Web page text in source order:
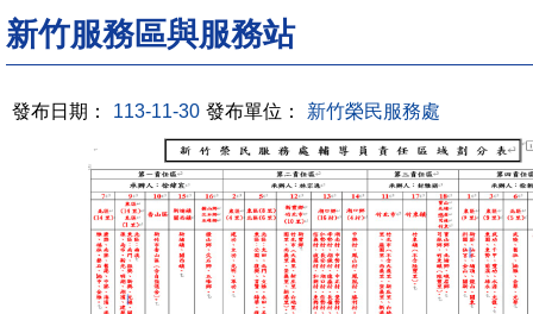
新竹服務區與服務站
發布日期： 113-11-30 發布單位： 新竹榮民服務處